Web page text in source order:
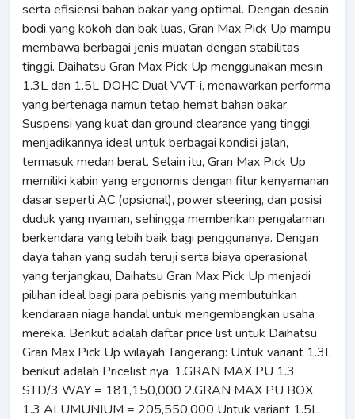
serta efisiensi bahan bakar yang optimal. Dengan desain
bodi yang kokoh dan bak luas, Gran Max Pick Up mampu
membawa berbagai jenis muatan dengan stabilitas
tinggi. Daihatsu Gran Max Pick Up menggunakan mesin
1.3L dan 1.5L DOHC Dual VVT-i, menawarkan performa
yang bertenaga namun tetap hemat bahan bakar.
Suspensi yang kuat dan ground clearance yang tinggi
menjadikannya ideal untuk berbagai kondisi jalan,
termasuk medan berat. Selain itu, Gran Max Pick Up
memiliki kabin yang ergonomis dengan fitur kenyamanan
dasar seperti AC (opsional), power steering, dan posisi
duduk yang nyaman, sehingga memberikan pengalaman
berkendara yang lebih baik bagi penggunanya. Dengan
daya tahan yang sudah teruji serta biaya operasional
yang terjangkau, Daihatsu Gran Max Pick Up menjadi
pilihan ideal bagi para pebisnis yang membutuhkan
kendaraan niaga handal untuk mengembangkan usaha
mereka. Berikut adalah daftar price list untuk Daihatsu
Gran Max Pick Up wilayah Tangerang: Untuk variant 1.3L
berikut adalah Pricelist nya: 1.GRAN MAX PU 1.3
STD/3 WAY = 181,150,000 2.GRAN MAX PU BOX
1.3 ALUMUNIUM = 205,550,000 Untuk variant 1.5L